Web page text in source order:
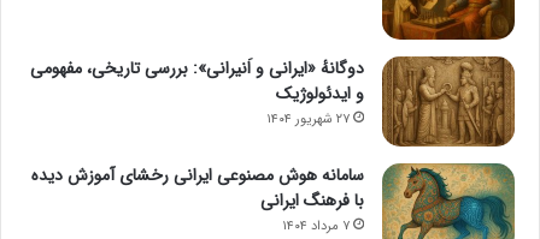
دوگانهٔ «ایرانی و اَنیرانی»: بررسی تاریخی، مفهومی
و ایدئولوژیک
۲۷ شهریور ۱۴۰۴
سامانه هوش مصنوعی ایرانی رخشای آموزش دیده
با فرهنگ ایرانی
۷ مرداد ۱۴۰۴